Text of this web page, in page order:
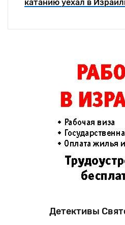
катанию уехал в
Детективы